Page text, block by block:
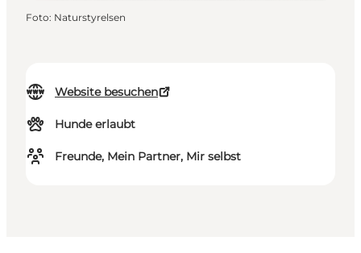
Website besuchen
Hunde erlaubt
Freunde, Mein Partner, Mir selbst
Foto: Naturstyrelsen